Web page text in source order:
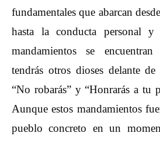
fundamentales que abarcan
hasta la conducta personal y
mandamientos se
tendrás otros dioses delante
“No robarás” y “Honrarás a tu
Aunque estos mandamientos
pueblo concreto en un